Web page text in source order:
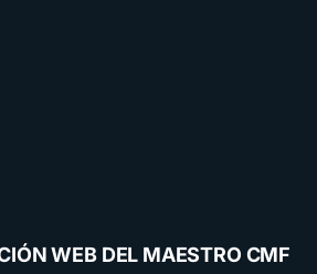
WEB DEL MAESTRO CMF